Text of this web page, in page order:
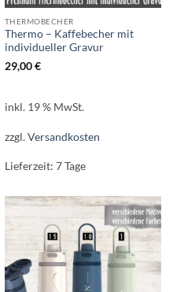
THERMOBECHER
Thermo – Kaffebecher mit
individueller Gravur
29,00€
inkl. 19 % MwSt.
zzgl.Versandkosten
Lieferzeit: 7 Tage